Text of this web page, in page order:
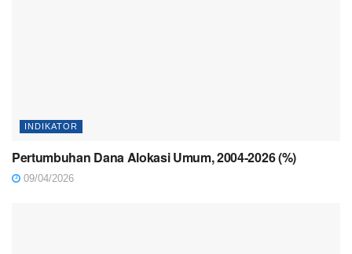
INDIKATOR
Pertumbuhan Dana Alokasi Umum, 2004-2026 (%)
09/04/2026